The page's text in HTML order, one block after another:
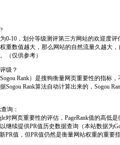
0-10，划分等级测评第三方网站的欢迎度
重数值越大，那么网站的自然流量久越大
（仅供参考）
级？
Rank）是搜狗衡量网页重要性的指标
Sogou Rank算法自动计算出来的，Sogou
询：
对网页重要性的评估，PageRank值的高
继续提供PR值历史数据查询（本站数据为
PR值，但PR值仍然是衡量网站权重的重要